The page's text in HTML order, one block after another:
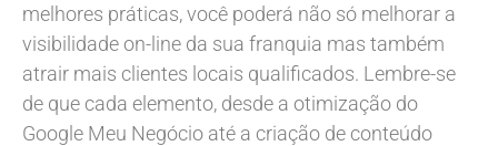
melhores práticas, você poderá não só melhorar a
visibilidade on-line da sua franquia mas também
atrair mais clientes locais qualificados. Lembre-se
de que cada elemento, desde a otimização do
Google Meu Negócio até a criação de conteúdo